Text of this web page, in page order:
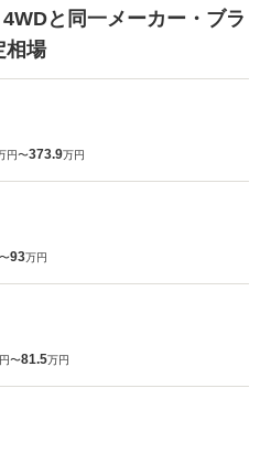
と同一メーカー・ブラ
相場
円〜373.9万円
93万円
〜81.5万円